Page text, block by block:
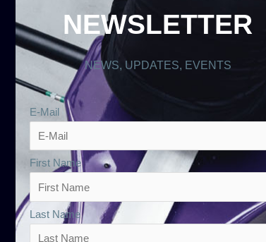
NEWSLETTER
NEWS, UPDATES, EVENTS
E-Mail
First Name
Last Name